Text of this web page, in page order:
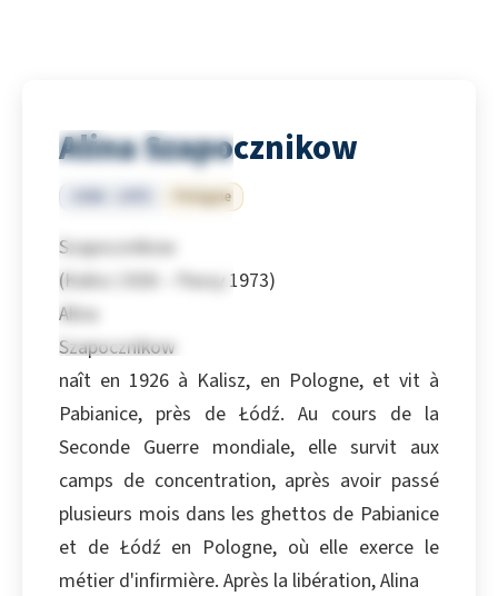
Alina Szapocznikow
Pologne
Szapocznikow
(Kalisz 1926 – Passy 1973)
Alina
Szapocznikow
naît en 1926 à Kalisz, en Pologne, et vit à
Pabianice, près de Łódź. Au cours de la
Seconde Guerre mondiale, elle survit aux
camps de concentration, après avoir passé
plusieurs mois dans les ghettos de Pabianice
et de Łódź en Pologne, où elle exerce le
métier d'infirmière. Après la libération, Alina
Copier